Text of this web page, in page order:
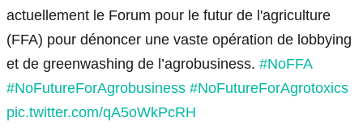
actuellement le Forum pour le futur de l'agriculture
(FFA) pour dénoncer une vaste opération de lobbying
et de greenwashing de l’agrobusiness. #NoFFA
#NoFutureForAgrobusiness #NoFutureForAgrotoxics
pic.twitter.com/qA5oWkPcRH